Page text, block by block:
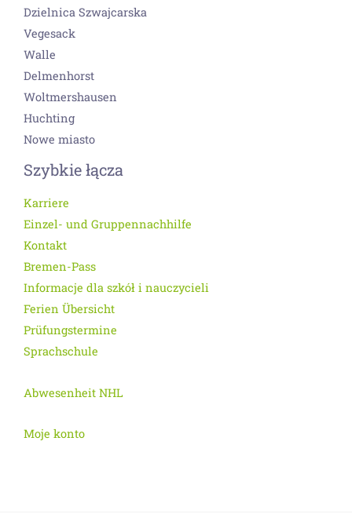
Dzielnica Szwajcarska
Vegesack
Walle
Delmenhorst
Woltmershausen
Huchting
Nowe miasto
Szybkie łącza
Karriere
Einzel- und Gruppennachhilfe
Kontakt
Bremen-Pass
Informacje dla szkół i nauczycieli
Ferien Übersicht
Prüfungstermine
Sprachschule
Abwesenheit NHL
Moje konto